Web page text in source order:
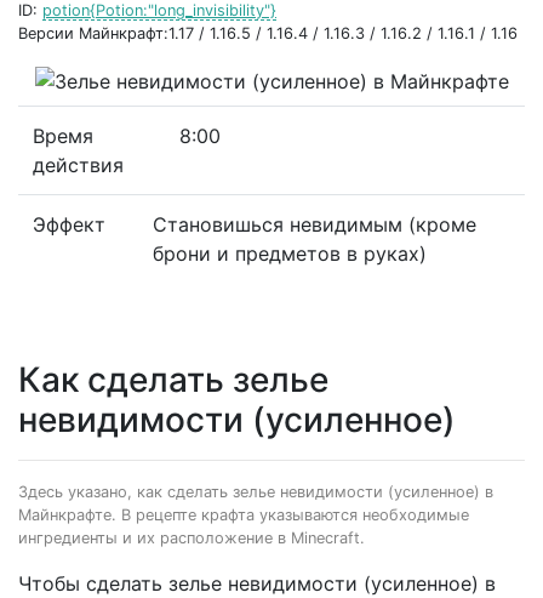
ID: potion{Potion:"long_invisibility"}
Версии Майнкрафт:1.17 / 1.16.5 / 1.16.4 / 1.16.3 / 1.16.2 / 1.16.1 / 1.16
Время
действия
8:00
Эффект
Становишься невидимым (кроме
брони и предметов в руках)
Как сделать зелье
невидимости (усиленное)
Здесь указано, как сделать зелье невидимости (усиленное) в
Майнкрафте. В рецепте крафта указываются необходимые
ингредиенты и их расположение в Minecraft.
Чтобы сделать зелье невидимости (усиленное) в